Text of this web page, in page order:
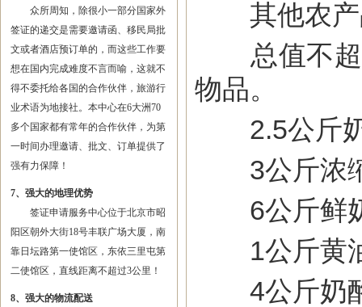
众所周知，除很小一部分国家外
签证的递交是需要邀请函、移民局批
文或者酒店预订单的，而这些工作要
想在国内完成难度不言而喻，这就不
得不委托给各国的合作伙伴，旅游行
业术语为地接社。本中心在6大洲70
多个国家都有常年的合作伙伴，为第
一时间办理邀请、批文、订单提供了
强有力保障！
7、强大的地理优势
签证申请服务中心位于北京市昭
阳区朝外大街18号丰联广场大厦，南
靠日坛路第一使馆区，东依三里屯第
二使馆区，直线距离不超过3公里！
8、强大的物流配送
其他农产
总值不超
物品。
2.5公斤
3公斤浓
6公斤鲜
1公斤黄
4公斤奶